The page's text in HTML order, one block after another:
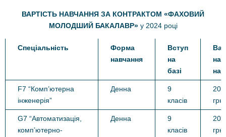
ВАРТІСТЬ НАВЧАННЯ ЗА КОНТРАКТОМ «ФАХОВИЙ
МОЛОДШИЙ БАКАЛАВР»у 2024 році
Спеціальність
Форма
навчання
Вступ
на
базі
на
F7 “Комп’ютерна
інженерія”
Денна
9
класів
20
грн.
G7 “Автоматизація,
комп’ютерно-
Денна
9
класів
20
грн.